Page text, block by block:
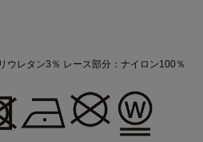
ウレタン3％ レース部分：ナイロン100％